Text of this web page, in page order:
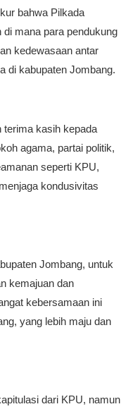
bahwa Pilkada
mana para pendukung
kedewasaan antar
di kabupaten Jombang.
terima kasih kepada
agama, partai politik,
seperti KPU,
kondusivitas
Jombang, untuk
kemajuan dan
kebersamaan ini
yang lebih maju dan
dari KPU, namun